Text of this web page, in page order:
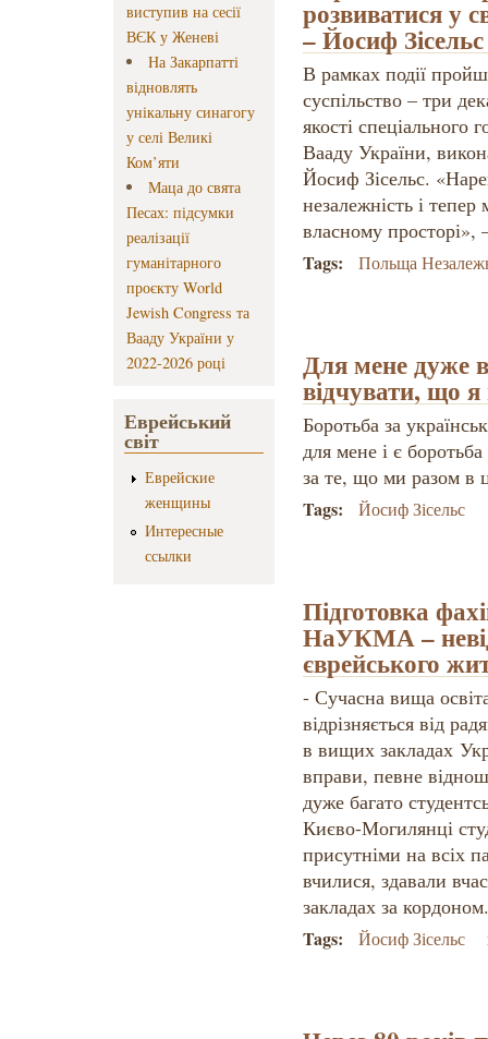
виступив на сесії
ВЄК у Женеві
На Закарпатті
відновлять
унікальну синагогу
у селі Великі
Ком’яти
Маца до свята
Песах: підсумки
реалізації
гуманітарного
проєкту World
Jewish Congress та
Вааду України у
2022-2026 році
Еврейський
світ
Еврейские
женщины
Интересные
ссылки
розвиватися у
– Йосиф Зісельс
В рамках події
суспільство – три
якості спеціального
Вааду України,
Йосиф Зісельс.
незалежність і
власному просторі»,
Tags: Польща
Для мене дуже
відчувати, що
Боротьба за
для мене і є
за те, що ми разом в
Tags: Йосиф Зісельс
Підготовка
НаУКМА –
єврейського
- Сучасна вища
відрізняється від
в вищих закладах
вправи, певне
дуже багато
Києво-Могилянці
присутніми на всіх
вчилися, здавали
закладах за
Tags: Йосиф Зісельс